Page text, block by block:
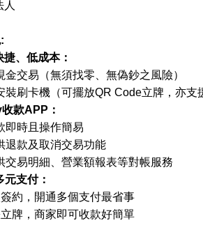
人
:
、 低成本：
金交易（無須找零、無偽鈔之風險）
裝刷卡機（可擺放QR Code立牌，亦支
款APP ：
即時且操作簡易
退款及取消交易功能
交易明細、營業額報表等對帳服務
元支付：
約，開通多個支付最省事
牌，商家即可收款好簡單